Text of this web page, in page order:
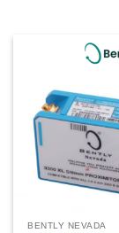
BENTLY NEVADA